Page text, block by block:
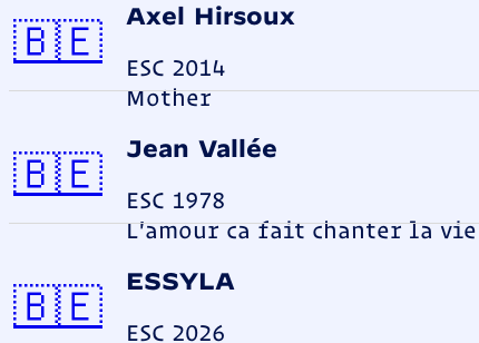
Axel Hirsoux
ESC 2014
Mother
🇧🇪Belgien
Jean Vallée
ESC 1978
L'amour ca fait chanter la vie
🇧🇪Belgien
ESSYLA
ESC 2026
🇧🇪Belgien